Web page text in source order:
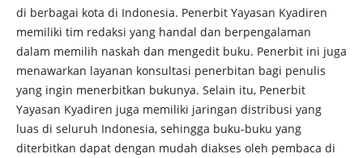
di berbagai kota di Indonesia. Penerbit Yayasan Kyadiren
memiliki tim redaksi yang handal dan berpengalaman
dalam memilih naskah dan mengedit buku. Penerbit ini juga
menawarkan layanan konsultasi penerbitan bagi penulis
yang ingin menerbitkan bukunya. Selain itu, Penerbit
Yayasan Kyadiren juga memiliki jaringan distribusi yang
luas di seluruh Indonesia, sehingga buku-buku yang
diterbitkan dapat dengan mudah diakses oleh pembaca di